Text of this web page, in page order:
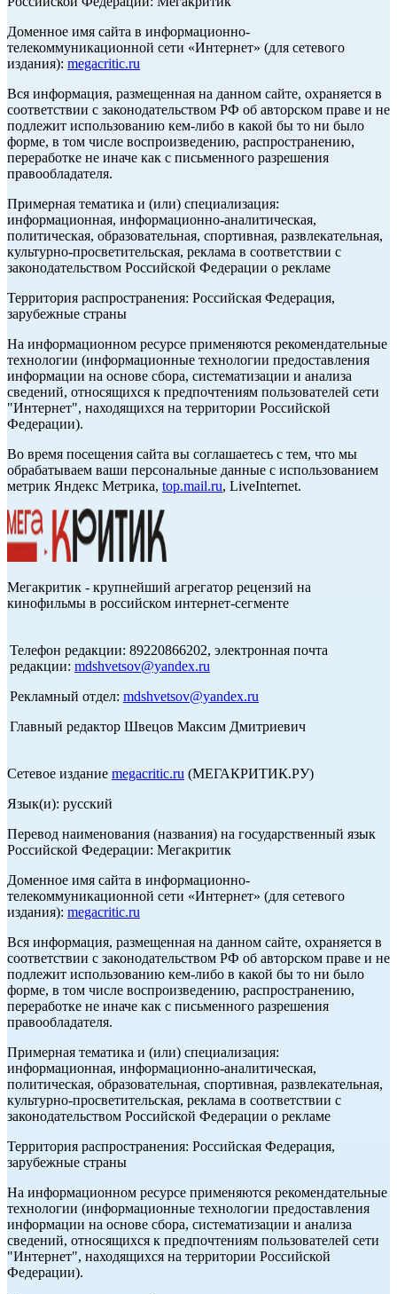
Доменное имя сайта в информационно-
телекоммуникационной сети «Интернет» (для сетевого
издания): megacritic.ru
Вся информация, размещенная на данном сайте, охраняется в
соответствии с законодательством РФ об авторском праве и не
подлежит использованию кем-либо в какой бы то ни было
форме, в том числе воспроизведению, распространению,
переработке не иначе как с письменного разрешения
правообладателя.
Примерная тематика и (или) специализация:
информационная, информационно-аналитическая,
политическая, образовательная, спортивная, развлекательная,
культурно-просветительская, реклама в соответствии с
законодательством Российской Федерации о рекламе
Территория распространения: Российская Федерация,
зарубежные страны
На информационном ресурсе применяются рекомендательные
технологии (информационные технологии предоставления
информации на основе сбора, систематизации и анализа
сведений, относящихся к предпочтениям пользователей сети
"Интернет", находящихся на территории Российской
Федерации).
Во время посещения сайта вы соглашаетесь с тем, что мы
обрабатываем ваши персональные данные с использованием
метрик Яндекс Метрика, top.mail.ru, LiveInternet.
Мегакритик - крупнейший агрегатор рецензий на
кинофильмы в российском интернет-сегменте
Телефон редакции: 89220866202, электронная почта
редакции: mdshvetsov@yandex.ru
Рекламный отдел: mdshvetsov@yandex.ru
Главный редактор Швецов Максим Дмитриевич
Сетевое издание megacritic.ru (МЕГАКРИТИК.РУ)
Язык(и): русский
Перевод наименования (названия) на государственный язык
Российской Федерации: Мегакритик
Доменное имя сайта в информационно-
телекоммуникационной сети «Интернет» (для сетевого
издания): megacritic.ru
Вся информация, размещенная на данном сайте, охраняется в
соответствии с законодательством РФ об авторском праве и не
подлежит использованию кем-либо в какой бы то ни было
форме, в том числе воспроизведению, распространению,
переработке не иначе как с письменного разрешения
правообладателя.
Примерная тематика и (или) специализация:
информационная, информационно-аналитическая,
политическая, образовательная, спортивная, развлекательная,
культурно-просветительская, реклама в соответствии с
законодательством Российской Федерации о рекламе
Территория распространения: Российская Федерация,
зарубежные страны
На информационном ресурсе применяются рекомендательные
технологии (информационные технологии предоставления
информации на основе сбора, систематизации и анализа
сведений, относящихся к предпочтениям пользователей сети
"Интернет", находящихся на территории Российской
Федерации).